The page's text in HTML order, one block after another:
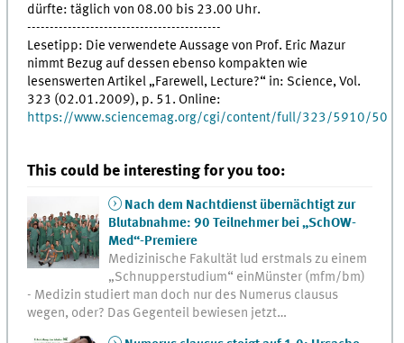
dürfte: täglich von 08.00 bis 23.00 Uhr.
-------------------------------------------
Lesetipp: Die verwendete Aussage von Prof. Eric Mazur
nimmt Bezug auf dessen ebenso kompakten wie
lesenswerten Artikel „Farewell, Lecture?“ in: Science, Vol.
323 (02.01.2009), p. 51. Online:
https://www.sciencemag.org/cgi/content/full/323/5910/50
This could be interesting for you too:
Nach dem Nachtdienst übernächtigt zur
Blutabnahme: 90 Teilnehmer bei „SchOW-
Med“-Premiere
Medizinische Fakultät lud erstmals zu einem
„Schnupperstudium“ einMünster (mfm/bm)
- Medizin studiert man doch nur des Numerus clausus
wegen, oder? Das Gegenteil bewiesen jetzt…